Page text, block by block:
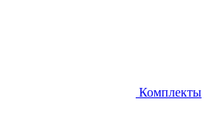
Комплекты